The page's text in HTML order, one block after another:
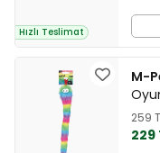
Hızlı Teslimat
M-
259
229